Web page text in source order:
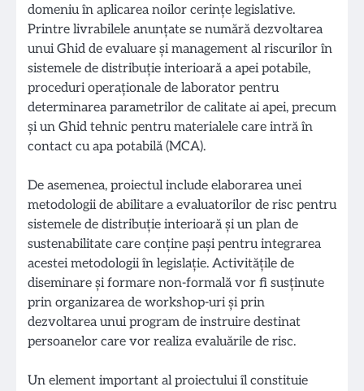
domeniu în aplicarea noilor cerințe legislative.
Printre livrabilele anunțate se numără dezvoltarea
unui Ghid de evaluare și management al riscurilor în
sistemele de distribuție interioară a apei potabile,
proceduri operaționale de laborator pentru
determinarea parametrilor de calitate ai apei, precum
și un Ghid tehnic pentru materialele care intră în
contact cu apa potabilă (MCA).
De asemenea, proiectul include elaborarea unei
metodologii de abilitare a evaluatorilor de risc pentru
sistemele de distribuție interioară şi un plan de
sustenabilitate care conține paşi pentru integrarea
acestei metodologii în legislaţie. Activităţile de
diseminare şi formare non-formală vor fi susţinute
prin organizarea de workshop-uri şi prin
dezvoltarea unui program de instruire destinat
persoanelor care vor realiza evaluările de risc.
Un element important al proiectului îl constituie